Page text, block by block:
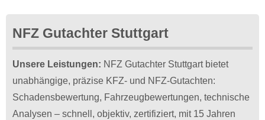
NFZ Gutachter Stuttgart
Unsere Leistungen: NFZ Gutachter Stuttgart bietet
unabhängige, präzise KFZ- und NFZ-Gutachten:
Schadensbewertung, Fahrzeugbewertungen, technische
Analysen – schnell, objektiv, zertifiziert, mit 15 Jahren